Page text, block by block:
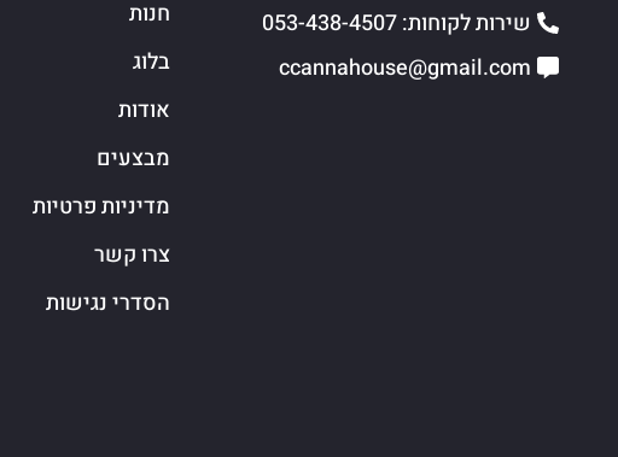
שירות לקוחות: 053-438-4507
ccannahouse@gmail.com
חנות
בלוג
אודות
מבצעים
מדיניות פרטיות
צרו קשר
הסדרי נגישות